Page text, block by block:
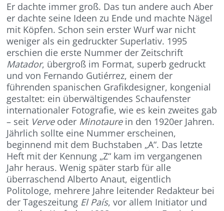
Er dachte immer groß. Das tun andere auch Aber
er dachte seine Ideen zu Ende und machte Nägel
mit Köpfen. Schon sein erster Wurf war nicht
weniger als ein gedruckter Superlativ. 1995
erschien die erste Nummer der Zeitschrift
Matador, übergroß im Format, superb gedruckt
und von Fernando Gutiérrez, einem der
führenden spanischen Grafikdesigner, kongenial
gestaltet: ein überwältigendes Schaufenster
internationaler Fotografie, wie es kein zweites gab
– seit Verve oder Minotaure in den 1920er Jahren.
Jährlich sollte eine Nummer erscheinen,
beginnend mit dem Buchstaben „A“. Das letzte
Heft mit der Kennung „Z“ kam im vergangenen
Jahr heraus. Wenig später starb für alle
überraschend Alberto Anaut, eigentlich
Politologe, mehrere Jahre leitender Redakteur bei
der Tageszeitung El País, vor allem Initiator und